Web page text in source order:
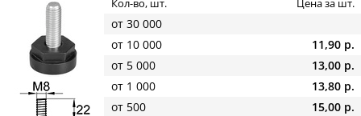
Кол-во, шт. Цена за шт.
от 30 000
от 10 000
11,90 р.
от 5 000
13,00 р.
от 1 000
13,80 р.
от 500
15,00 р.